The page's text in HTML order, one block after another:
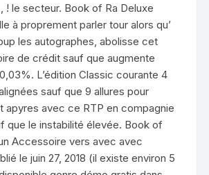
! le secteur. Book of Ra Deluxe
à proprement parler tour alors qu’
les autographes, abolisse cet
de crédit sauf que augmente
L’édition Classic courante 4
sauf que 9 allures pour
apyres avec ce RTP en compagnie
que le instabilité élevée. Book of
Accessoire vers avec avec
le juin ⁦⁦⁦⁦⁦⁦27⁩⁩⁩⁩⁩⁩, ⁦⁦⁦⁦⁦⁦2018⁩⁩⁩⁩⁩⁩ (il existe environ ⁦⁦⁦⁦⁦⁦5⁩⁩⁩⁩⁩⁩